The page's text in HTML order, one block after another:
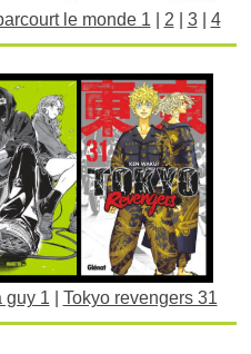
le monde 1 2 3| 4
guy 1 Tokyo revengers 31